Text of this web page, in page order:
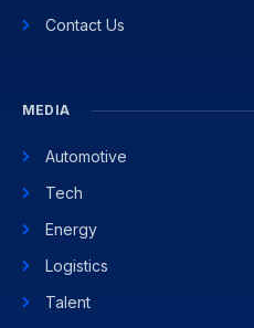
Contact Us
MEDIA
Automotive
Tech
Energy
Logistics
Talent